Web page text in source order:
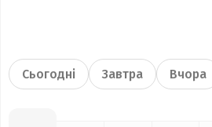
Сьогодні Завтра Вчора